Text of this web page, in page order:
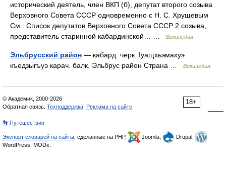
исторический деятель, член ВКП (б), депутат второго созыва
Верховного Совета СССР одновременно с Н. С. Хрущевым
См.: Список депутатов Верховного Совета СССР 2 созыва,
представитель старинной кабардинской… …
Википедия
Эльбрусский район — кабард. черк. Ӏуащхьэмахуэ
къедзыгъуэ карач. балк. Эльбрус район Страна …
Википедия
18+
© Академик, 2000-2026
Обратная связь: Техподдержка Реклама на сайте
👣 Путешествия
Экспорт словарей на сайты , сделанные на PHP, Joomla,
Drupal,
WordPress, MODx.